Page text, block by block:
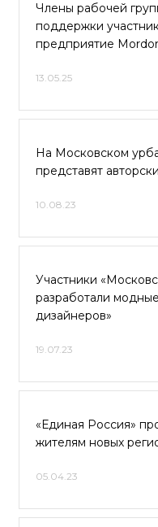
Члены рабочей
поддержки
предприятие
13.05.25
На Московском
представят
10.08.23
Участники
разработали
дизайнеров»
19.07.23
«Единая Россия»
жителям новых
05.04.23